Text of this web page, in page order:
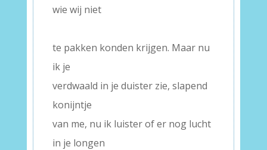
wie wij niet
te pakken konden krijgen. Maar nu
ik je
verdwaald in je duister zie, slapend
konijntje
van me, nu ik luister of er nog lucht
in je longen